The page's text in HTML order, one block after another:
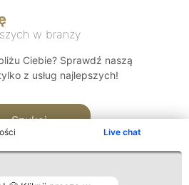
Live chat
w branży
Ciebie? Sprawdź naszą
z usług najlepszych!
Szukaj